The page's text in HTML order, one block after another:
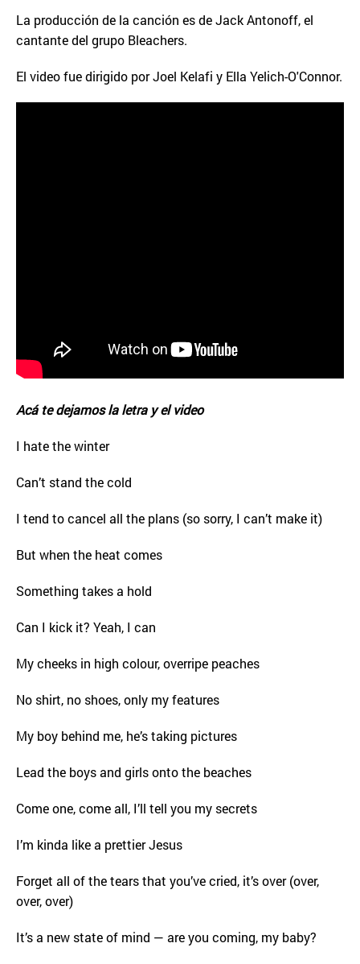
La producción de la canción es de Jack Antonoff, el
cantante del grupo Bleachers.
El video fue dirigido por Joel Kelafi y Ella Yelich-O'Connor.
Acá te dejamos la letra y el video
I hate the winter
Can’t stand the cold
I tend to cancel all the plans (so sorry, I can’t make it)
But when the heat comes
Something takes a hold
Can I kick it? Yeah, I can
My cheeks in high colour, overripe peaches
No shirt, no shoes, only my features
My boy behind me, he’s taking pictures
Lead the boys and girls onto the beaches
Come one, come all, I’ll tell you my secrets
I’m kinda like a prettier Jesus
Forget all of the tears that you’ve cried, it’s over (over,
over, over)
It’s a new state of mind — are you coming, my baby?